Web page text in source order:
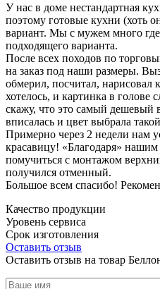
У нас в доме нестандартная
поэтому готовые кухни (хоть
вариант. Мы с мужем много
подходящего варианта.
После всех походов по
на заказ под наши размеры.
обмерил, посчитал, нарисовал
хотелось, и картинка в голове
скажу, что это самый дешевый
вписалась и цвет выбрала
Примерно через 2 недели нам
красавицу! «Благодаря»
помучиться с монтажом
получился отменный.
Большое всем спасибо!
Качество продукции
Уровень сервиса
Срок изготовления
Оставить отзыв
Оставить отзыв на товар